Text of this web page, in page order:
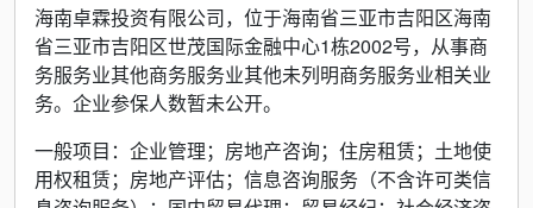
海南卓霖投资有限公司，位于海南省三亚市吉阳区海南
省三亚市吉阳区世茂国际金融中心1栋2002号，从事商
务服务业其他商务服务业其他未列明商务服务业相关业
务。企业参保人数暂未公开。
一般项目：企业管理；房地产咨询；住房租赁；土地使
用权租赁；房地产评估；信息咨询服务（不含许可类信